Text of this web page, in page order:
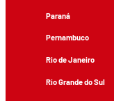
Paraná
Pernambuco
Rio de Janeiro
Rio Grande do Sul